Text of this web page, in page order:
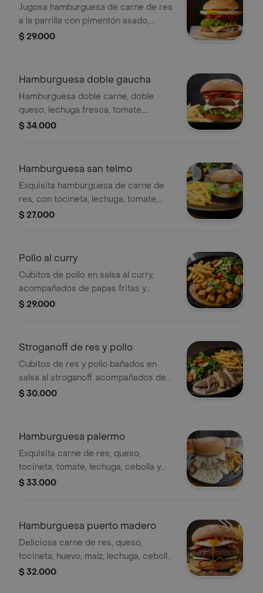
Jugosa hamburguesa de carne de res
a la parrilla con pimentón asado,
cebolla caramelizada, lechuga,
$ 29.000
Hamburguesa doble gaucha
Hamburguesa doble carne, doble
queso, lechuga fresca, tomate,
cebolla caramelizada con salsa
$ 34.000
Hamburguesa san telmo
Exquisita hamburguesa de carne de
res, con tocineta, lechuga, tomate,
cebolla, queso mozzarella, en un pan
$ 27.000
Pollo al curry
Cubitos de pollo en salsa al curry,
acompañados de papas fritas y
ensalada con tomate cherry y pepino.
$ 29.000
Stroganoff de res y pollo
Cubitos de res y pollo bañados en
salsa al stroganoff. acompañados de
papas y ensalada.
$ 30.000
Hamburguesa palermo
Exquisita carne de res, queso,
tocineta, tomate, lechuga, cebolla y
queso bañada en salsa de
$ 33.000
Hamburguesa puerto madero
Deliciosa carne de res, queso,
tocineta, huevo, maíz, lechuga, cebolla
y salsa de la casa. acompañada de
$ 32.000